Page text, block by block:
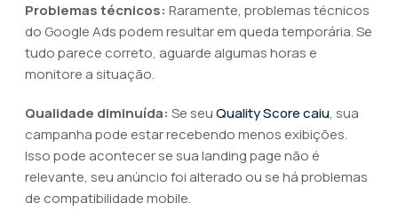
Problemas técnicos: Raramente, problemas técnicos
do Google Ads podem resultar em queda temporária. Se
tudo parece correto, aguarde algumas horas e
monitore a situação.
Qualidade diminuída: Se seuQuality Score caiu, sua
campanha pode estar recebendo menos exibições.
Isso pode acontecer se sua landing page não é
relevante, seu anúncio foi alterado ou se há problemas
de compatibilidade mobile.